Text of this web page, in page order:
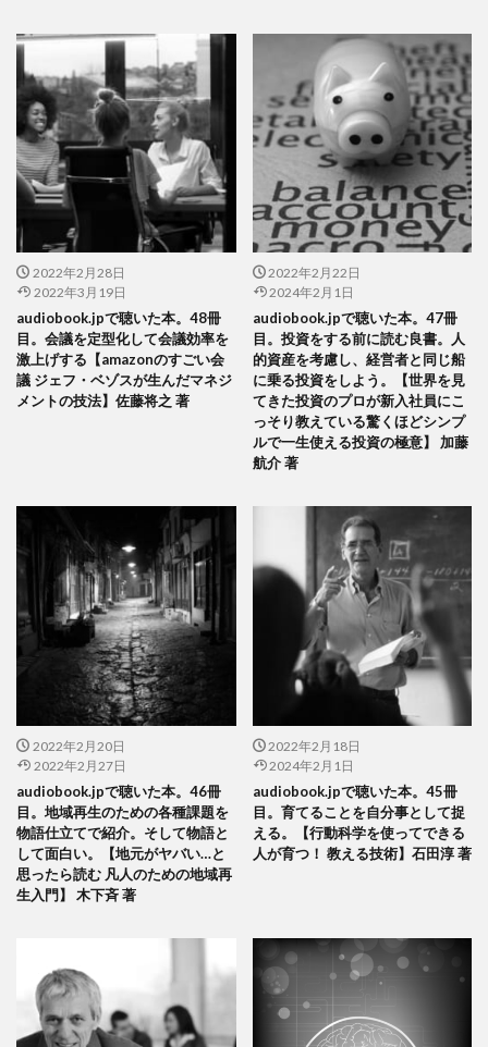
2022年2月28日
2022年3月19日
audiobook.jpで聴いた本。48冊
目。会議を定型化して会議効率を
激上げする【amazonのすごい会
議 ジェフ・ベゾスが生んだマネジ
メントの技法】佐藤将之 著
2022年2月22日
2024年2月1日
audiobook.jpで聴いた本。47冊
目。投資をする前に読む良書。人
的資産を考慮し、経営者と同じ船
に乗る投資をしよう。【世界を見
てきた投資のプロが新入社員にこ
っそり教えている驚くほどシンプ
ルで一生使える投資の極意】 加藤
航介 著
2022年2月20日
2022年2月27日
audiobook.jpで聴いた本。46冊
目。地域再生のための各種課題を
物語仕立てで紹介。そして物語と
して面白い。【地元がヤバい…と
思ったら読む 凡人のための地域再
生入門】 木下斉 著
2022年2月18日
2024年2月1日
audiobook.jpで聴いた本。45冊
目。育てることを自分事として捉
える。【行動科学を使ってできる
人が育つ！ 教える技術】石田淳 著